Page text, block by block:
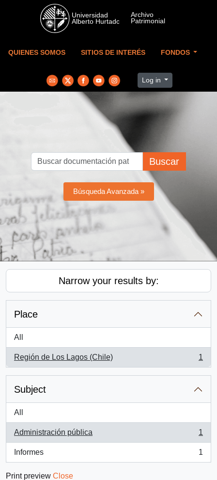
Skip to main content
QUIENES SOMOS SITIOS DE INTERÉS FONDOS
Log in
Buscar
Búsqueda Avanzada »
Narrow your results by:
Place
All
Región de Los Lagos (Chile)
, 1 results
1
Subject
All
Administración pública
, 1 results
1
Informes
, 1 results
1
Print preview Close